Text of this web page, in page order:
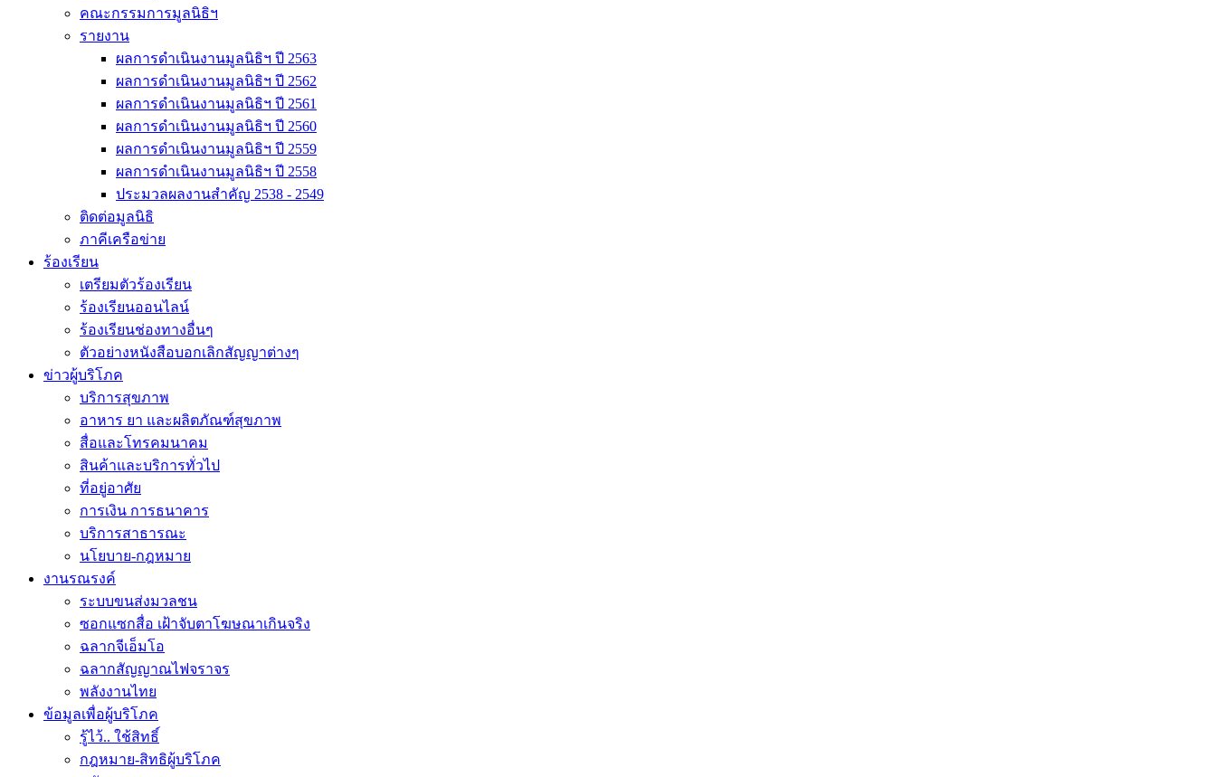
คณะกรรมการมูลนิธิฯ
รายงาน
ผลการดำเนินงานมูลนิธิฯ ปี 2563
ผลการดำเนินงานมูลนิธิฯ ปี 2562
ผลการดำเนินงานมูลนิธิฯ ปี 2561
ผลการดำเนินงานมูลนิธิฯ ปี 2560
ผลการดำเนินงานมูลนิธิฯ ปี 2559
ผลการดำเนินงานมูลนิธิฯ ปี 2558
ประมวลผลงานสำคัญ 2538 - 2549
ติดต่อมูลนิธิ
ภาคีเครือข่าย
ร้องเรียน
เตรียมตัวร้องเรียน
ร้องเรียนออนไลน์
ร้องเรียนช่องทางอื่นๆ
ตัวอย่างหนังสือบอกเลิกสัญญาต่างๆ
ข่าวผู้บริโภค
บริการสุขภาพ
อาหาร ยา และผลิตภัณฑ์สุขภาพ
สื่อและโทรคมนาคม
สินค้าและบริการทั่วไป
ที่อยู่อาศัย
การเงิน การธนาคาร
บริการสาธารณะ
นโยบาย-กฎหมาย
งานรณรงค์
ระบบขนส่งมวลชน
ซอกแซกสื่อ เฝ้าจับตาโฆษณาเกินจริง
ฉลากจีเอ็มโอ
ฉลากสัญญาณไฟจราจร
พลังงานไทย
ข้อมูลเพื่อผู้บริโภค
รู้ไว้.. ใช้สิทธิ์
กฎหมาย-สิทธิผู้บริโภค